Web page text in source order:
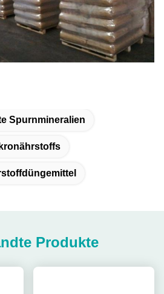
Spurnmineralien
Produkte